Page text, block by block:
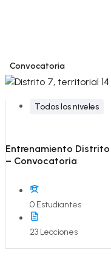
Convocatoria
Todos los niveles
Entrenamiento
– Convocatoria
0 Estudiantes
23 Lecciones